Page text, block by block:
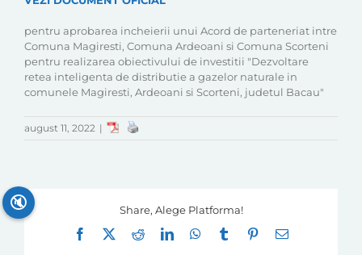
pentru aprobarea incheierii unui Acord de parteneriat intre
Comuna Magiresti, Comuna Ardeoani si Comuna Scorteni
pentru realizarea obiectivului de investitii "Dezvoltare
retea inteligenta de distributie a gazelor naturale in
comunele Magiresti, Ardeoani si Scorteni, judetul Bacau"
august 11, 2022 |
Share, Alege Platforma!
Facebook
RedditLinkedInWhatsApp
Tumblr Pinterest
E-
🔇